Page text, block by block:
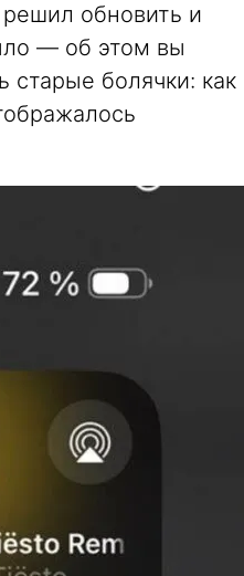
обновить и
— об этом вы
старые болячки: как